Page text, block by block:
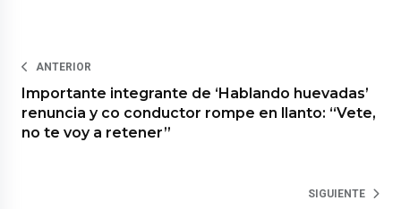
ANTERIOR
Importante integrante de ‘Hablando huevadas’
renuncia y co conductor rompe en llanto: “Vete,
no te voy a retener”
SIGUIENTE